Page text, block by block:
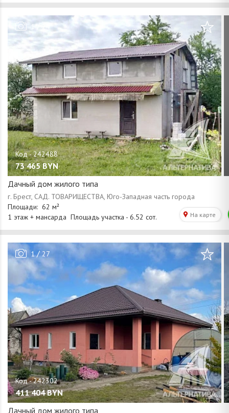
1/ 24
73 465 BYN
Дачный дом жилого типа
1/27
411 404 BYN
Дачный дом жилого типа